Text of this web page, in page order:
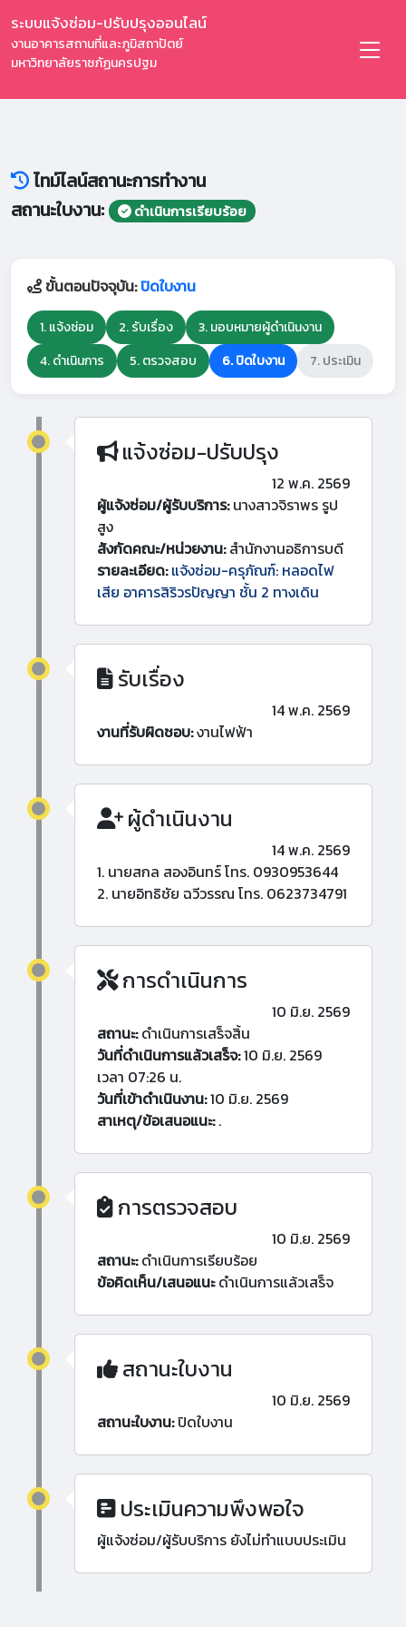
ระบบแจ้งซ่อม-ปรับปรุงออนไลน์
งานอาคารสถานที่และภูมิสถาปัตย์
มหาวิทยาลัยราชภัฏนครปฐม
ไทม์ไลน์สถานะการทำงาน
สถานะใบงาน:
ดำเนินการเรียบร้อย
ขั้นตอนปัจจุบัน:ปิดใบงาน
1. แจ้งซ่อม 2. รับเรื่อง
3. มอบหมายผู้ดำเนินงาน
4. ดำเนินการ
5. ตรวจสอบ 6. ปิดใบงาน 7. ประเมิน
แจ้งซ่อม-ปรับปรุง
12 พ.ค. 2569
ผู้แจ้งซ่อม/ผู้รับบริการ:นางสาวจิราพร รูป
สูง
สังกัดคณะ/หน่วยงาน:สำนักงานอธิการบดี
รายละเอียด: แจ้งซ่อม-ครุภัณฑ์: หลอดไฟ
เสีย อาคารสิริวรปัญญา ชั้น 2 ทางเดิน
รับเรื่อง
14 พ.ค. 2569
งานที่รับผิดชอบ:งานไฟฟ้า
ผู้ดำเนินงาน
14 พ.ค. 2569
1. นายสกล สองอินทร์ โทร. 0930953644
2. นายอิทธิชัย ฉวีวรรณ โทร. 0623734791
การดำเนินการ
10 มิ.ย. 2569
สถานะ:ดำเนินการเสร็จสิ้น
วันที่ดำเนินการแล้วเสร็จ:10 มิ.ย. 2569
เวลา 07:26 น.
วันที่เข้าดำเนินงาน:10 มิ.ย. 2569
สาเหตุ/ข้อเสนอแนะ:.
การตรวจสอบ
10 มิ.ย. 2569
สถานะ:ดำเนินการเรียบร้อย
ข้อคิดเห็น/เสนอแนะดำเนินการแล้วเสร็จ
สถานะใบงาน
10 มิ.ย. 2569
สถานะใบงาน:ปิดใบงาน
ประเมินความพึงพอใจ
ผู้แจ้งซ่อม/ผู้รับบริการ ยังไม่ทำแบบประเมิน